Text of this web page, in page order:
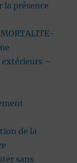
la présence
–
de la
sans